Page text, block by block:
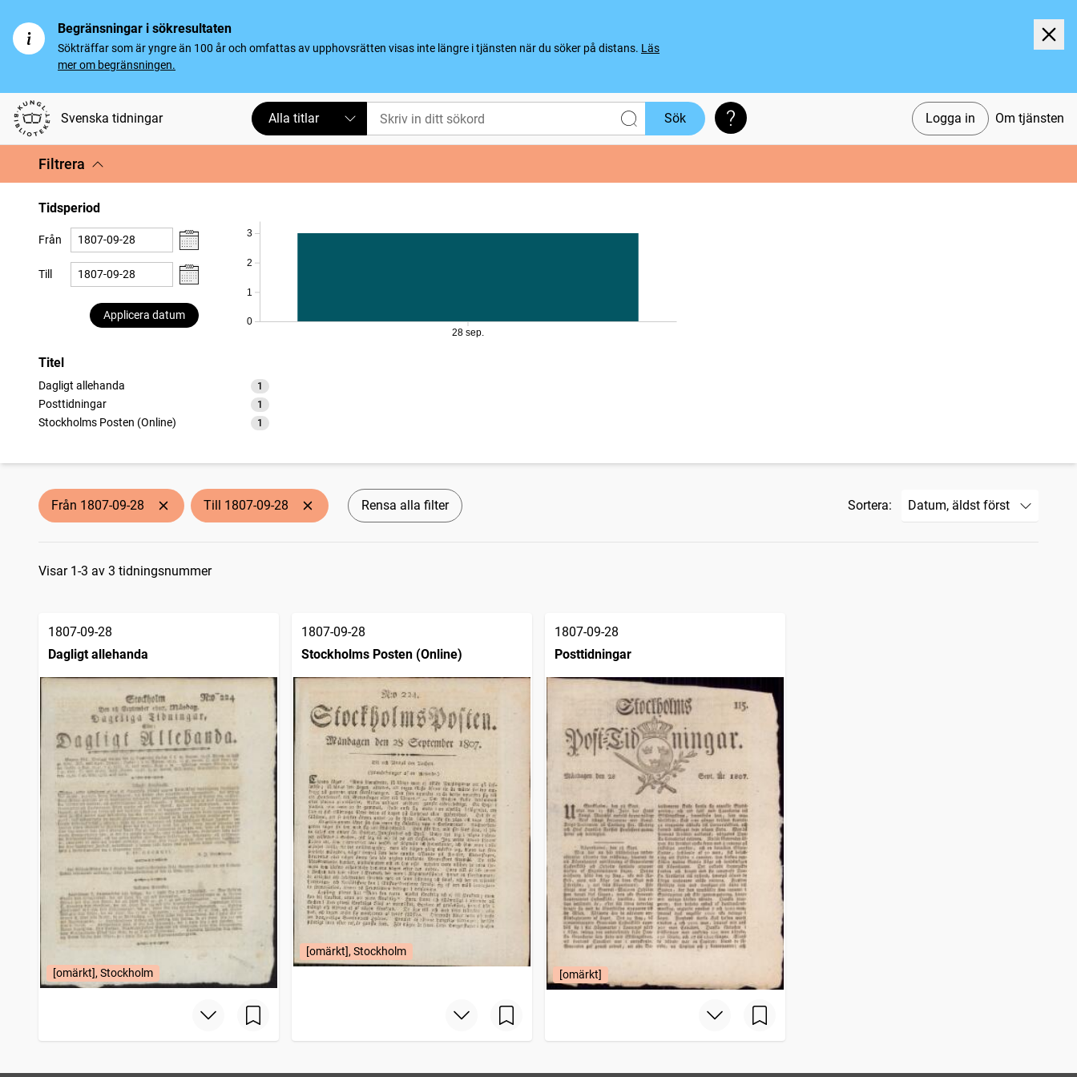
Begränsningar i sökresultaten
Sökträffar som är yngre än 100 år och omfattas av upphovsrätten visas inte längre i tjänsten när du söker på distans. Läs
mer om begränsningen.
Svenska tidningar Logga in Om tjänsten
Alla titlar Sök Söktips
Filtrera
Tidsperiod
Från
Till
Applicera datum
0
1
2
3
28 sep.
Titel
Dagligt allehanda 1
träffar
Posttidningar
1
träffar
Stockholms Posten (Online)
1
träffar
Från 1807-09-28 Till 1807-09-28 Rensa alla filter Sortera:
Sökresultat
Visar 1-3 av 3 tidningsnummer
1807-09-28
Dagligt allehanda
[omärkt], Stockholm
1807-09-28
Stockholms Posten (Online)
[omärkt], Stockholm
1807-09-28
Posttidningar
[omärkt]